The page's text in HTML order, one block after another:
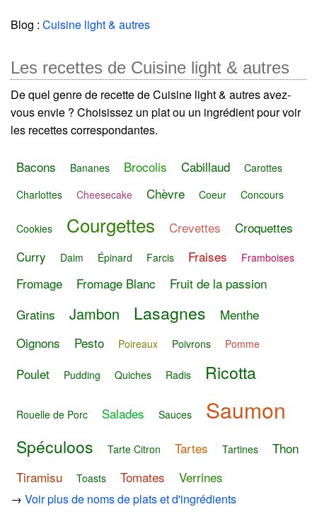
Blog : Cuisine light & autres
Les recettes de Cuisine light & autres
De quel genre de recette de Cuisine light & autres avez-
vous envie ? Choisissez un plat ou un ingrédient pour voir
les recettes correspondantes.
Bacons Bananes Brocolis Cabillaud
Carottes
Charlottes
Cheesecake Chèvre Coeur Concours
Cookies Courgettes Crevettes
Croquettes
Curry
Daim Épinard Farcis Fraises Framboises
Fromage Fromage Blanc
Fruit de la passion
Gratins
Jambon Lasagnes
Menthe
Oignons
Pesto Poireaux Poivrons Pomme
Poulet Pudding Quiches Radis Ricotta
Rouelle de Porc Salades Sauces Saumon
Spéculoos Tarte Citron Tartes Tartines
Thon
Tiramisu
Toasts Tomates Verrines
→ Voir plus de noms de plats et d'ingrédients